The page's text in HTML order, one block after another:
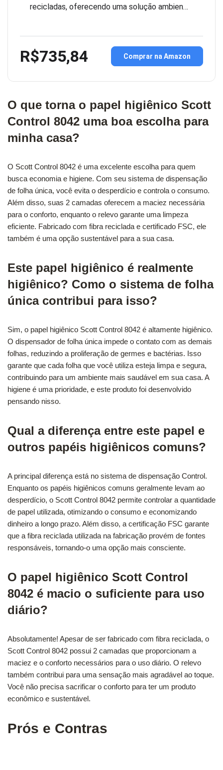
recicladas, oferecendo uma solução ambien…
R$735,84 Comprar na Amazon
O que torna o papel higiênico Scott
Control 8042 uma boa escolha para
minha casa?
O Scott Control 8042 é uma excelente escolha para quem
busca economia e higiene. Com seu sistema de dispensação
de folha única, você evita o desperdício e controla o consumo.
Além disso, suas 2 camadas oferecem a maciez necessária
para o conforto, enquanto o relevo garante uma limpeza
eficiente. Fabricado com fibra reciclada e certificado FSC, ele
também é uma opção sustentável para a sua casa.
Este papel higiênico é realmente
higiênico? Como o sistema de folha
única contribui para isso?
Sim, o papel higiênico Scott Control 8042 é altamente higiênico.
O dispensador de folha única impede o contato com as demais
folhas, reduzindo a proliferação de germes e bactérias. Isso
garante que cada folha que você utiliza esteja limpa e segura,
contribuindo para um ambiente mais saudável em sua casa. A
higiene é uma prioridade, e este produto foi desenvolvido
pensando nisso.
Qual a diferença entre este papel e
outros papéis higiênicos comuns?
A principal diferença está no sistema de dispensação Control.
Enquanto os papéis higiênicos comuns geralmente levam ao
desperdício, o Scott Control 8042 permite controlar a quantidade
de papel utilizada, otimizando o consumo e economizando
dinheiro a longo prazo. Além disso, a certificação FSC garante
que a fibra reciclada utilizada na fabricação provém de fontes
responsáveis, tornando-o uma opção mais consciente.
O papel higiênico Scott Control
8042 é macio o suficiente para uso
diário?
Absolutamente! Apesar de ser fabricado com fibra reciclada, o
Scott Control 8042 possui 2 camadas que proporcionam a
maciez e o conforto necessários para o uso diário. O relevo
também contribui para uma sensação mais agradável ao toque.
Você não precisa sacrificar o conforto para ter um produto
econômico e sustentável.
Prós e Contras